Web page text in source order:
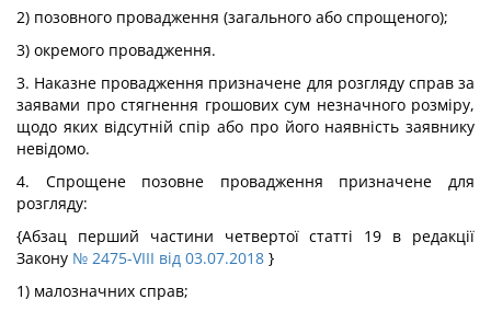
2) позовного провадження (загального або спрощеного);
3) окремого провадження.
3. Наказне провадження призначене для розгляду справ за
заявами про стягнення грошових сум незначного розміру,
щодо яких відсутній спір або про його наявність заявнику
невідомо.
4. Спрощене позовне провадження призначене для
розгляду:
{Абзац перший частини четвертої статті 19 в редакції
Закону № 2475-VIII від 03.07.2018 }
1) малозначних справ;